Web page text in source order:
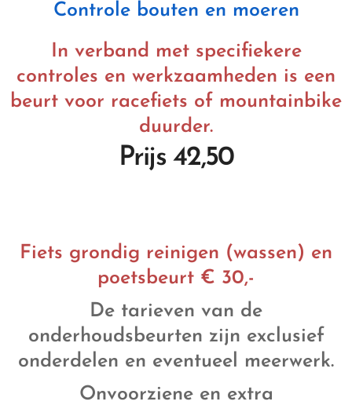
Controle bouten en moeren
In verband met specifiekere
controles en werkzaamheden is een
beurt voor racefiets of mountainbike
duurder.
Prijs 42,50
Fiets grondig reinigen (wassen) en
poetsbeurt € 30,-
De tarieven van de
onderhoudsbeurten zijn exclusief
onderdelen en eventueel meerwerk.
Onvoorziene en extra